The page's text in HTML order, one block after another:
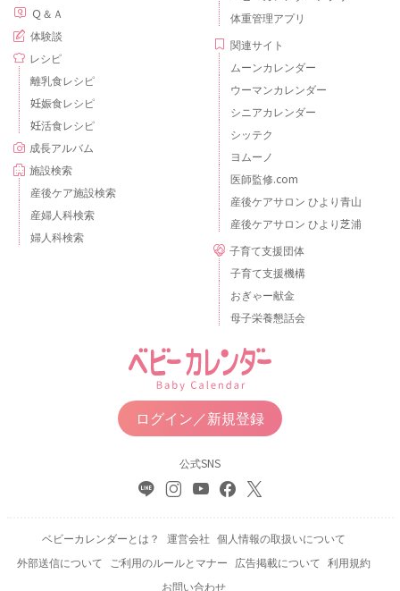
Ｑ＆Ａ
体験談
レシピ
離乳食レシピ
妊娠食レシピ
妊活食レシピ
成長アルバム
施設検索
産後ケア施設検索
産婦人科検索
婦人科検索
体重管理アプリ
関連サイト
ムーンカレンダー
ウーマンカレンダー
シニアカレンダー
シッテク
ヨムーノ
医師監修.com
産後ケアサロン ひより青山
産後ケアサロン ひより芝浦
子育て支援団体
子育て支援機構
おぎゃー献金
母子栄養懇話会
ログイン／新規登録
公式SNS
ベビーカレンダーとは？ 運営会社 個人情報の取扱いについて
外部送信について
ご利用のルールとマナー 広告掲載について 利用規約
お問い合わせ